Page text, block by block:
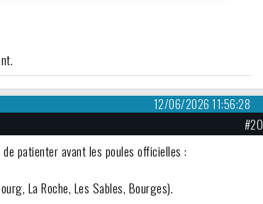
12/06/2026 11:56:28
#20
patienter avant les poules officielles :
La Roche, Les Sables, Bourges).